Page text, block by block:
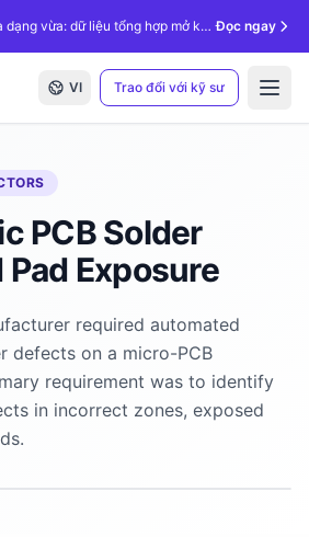
Sản lượng cao, đa dạng vừa: dữ liệu tổng hợp mở khóa kiểm tra bằng AI. Đọc ngay
VI Trao đổi với kỹ sư
PCB Solder
Exposure
required automated
defects on a micro-PCB
requirement was to identify
in incorrect zones, exposed